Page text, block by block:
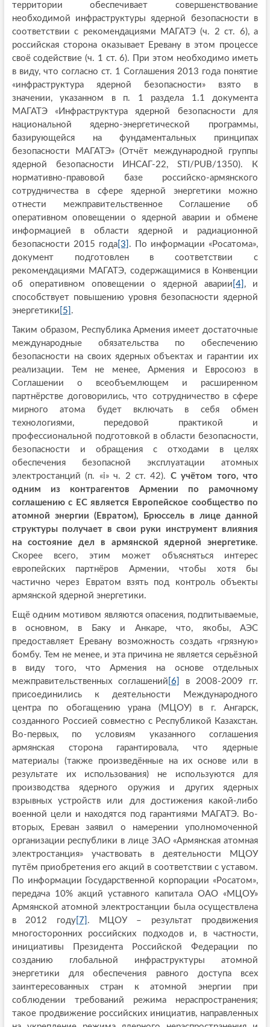
территории обеспечивает совершенствование
необходимой инфраструктуры ядерной безопасности в
соответствии с рекомендациями МАГАТЭ (ч. 2 ст. 6), а
российская сторона оказывает Еревану в этом процессе
своё содействие (ч. 1 ст. 6). При этом необходимо иметь
в виду, что согласно ст. 1 Соглашения 2013 года понятие
«инфраструктура ядерной безопасности» взято в
значении, указанном в п. 1 раздела 1.1 документа
МАГАТЭ «Инфраструктура ядерной безопасности для
национальной ядерно-энергетической программы,
базирующейся на фундаментальных принципах
безопасности МАГАТЭ» (Отчёт международной группы
ядерной безопасности ИНСАГ-22, STI/PUB/1350). К
нормативно-правовой базе российско-армянского
сотрудничества в сфере ядерной энергетики можно
отнести межправительственное Соглашение об
оперативном оповещении о ядерной аварии и обмене
информацией в области ядерной и радиационной
безопасности 2015 года[3] . По информации «Росатома»,
документ подготовлен в соответствии с
рекомендациями МАГАТЭ, содержащимися в Конвенции
об оперативном оповещении о ядерной аварии [4] , и
способствует повышению уровня безопасности ядерной
энергетики [5] .
Таким образом, Республика Армения имеет достаточные
международные обязательства по обеспечению
безопасности на своих ядерных объектах и гарантии их
реализации. Тем не менее, Армения и Евросоюз в
Соглашении о всеобъемлющем и расширенном
партнёрстве договорились, что сотрудничество в сфере
мирного атома будет включать в себя обмен
технологиями, передовой практикой и
профессиональной подготовкой в области безопасности,
безопасности и обращения с отходами в целях
обеспечения безопасной эксплуатации атомных
электростанций (п. «i» ч. 2 ст. 42). С учётом того, что
одним из контрагентов Армении по рамочному
соглашению с ЕС является Европейское сообщество по
атомной энергии (Евратом), Брюссель в лице данной
структуры получает в свои руки инструмент влияния
на состояние дел в армянской ядерной энергетике.
Скорее всего, этим может объясняться интерес
европейских партнёров Армении, чтобы хотя бы
частично через Евратом взять под контроль объекты
армянской ядерной энергетики.
Ещё одним мотивом являются опасения, подпитываемые,
в основном, в Баку и Анкаре, что, якобы, АЭС
предоставляет Еревану возможность создать «грязную»
бомбу. Тем не менее, и эта причина не является серьёзной
в виду того, что Армения на основе отдельных
межправительственных соглашений [6]
в 2008-2009 гг.
присоединились к деятельности Международного
центра по обогащению урана (МЦОУ) в г. Ангарск,
созданного Россией совместно с Республикой Казахстан.
Во-первых, по условиям указанного соглашения
армянская сторона гарантировала, что ядерные
материалы (также произведённые на их основе или в
результате их использования) не используются для
производства ядерного оружия и других ядерных
взрывных устройств или для достижения какой-либо
военной цели и находятся под гарантиями МАГАТЭ. Во-
вторых, Ереван заявил о намерении уполномоченной
организации республики в лице ЗАО «Армянская атомная
электростанция» участвовать в деятельности МЦОУ
путём приобретения его акций в соответствии с уставом.
По информации Государственной корпорации «Росатом»,
передача 10% акций уставного капитала ОАО «МЦОУ»
Армянской атомной электростанции была осуществлена
в 2012 году[7] . МЦОУ – результат продвижения
многосторонних российских подходов и, в частности,
инициативы Президента Российской Федерации по
созданию глобальной инфраструктуры атомной
энергетики для обеспечения равного доступа всех
заинтересованных стран к атомной энергии при
соблюдении требований режима нераспространения;
такое продвижение российских инициатив, направленных